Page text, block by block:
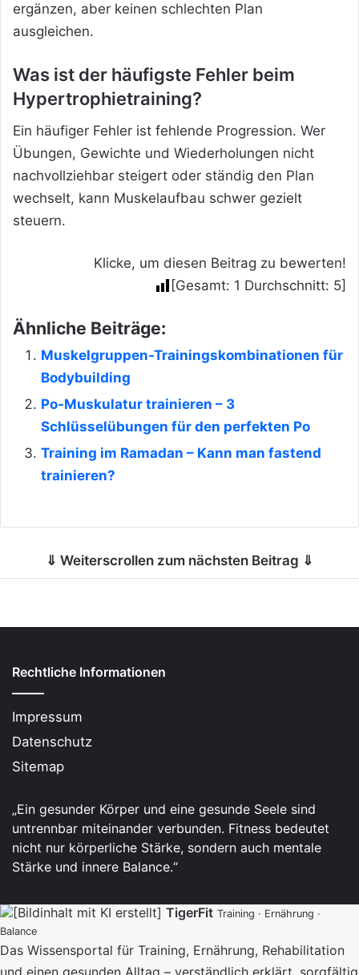
ergänzen, aber keinen schlechten Plan
ausgleichen.
Was ist der häufigste Fehler beim
Hypertrophietraining?
Ein häufiger Fehler ist fehlende Progression. Wer
Übungen, Gewichte und Wiederholungen nicht
nachvollziehbar steigert oder ständig den Plan
wechselt, kann Muskelaufbau schwer gezielt
steuern.
Klicke, um diesen Beitrag zu bewerten!
[Gesamt: 1 Durchschnitt: 5]
Ähnliche Beiträge:
Muskelgruppen-Trainingskombinationen für
Bodybuilding
Po-Muskulatur trainieren – 3
Schlüsselübungen für den perfekten Po
Training im Ramadan – Kann man fastend
trainieren?
⇓ Weiterscrollen zum nächsten Beitrag ⇓
Rechtliche Informationen
Impressum
Datenschutz
Sitemap
„Ein gesunder Körper und eine gesunde Seele sind
untrennbar miteinander verbunden. Fitness bedeutet
nicht nur körperliche Stärke, sondern auch mentale
Stärke und innere Balance.“
TigerFit Training · Ernährung ·
Balance
Das Wissensportal für Training, Ernährung, Rehabilitation